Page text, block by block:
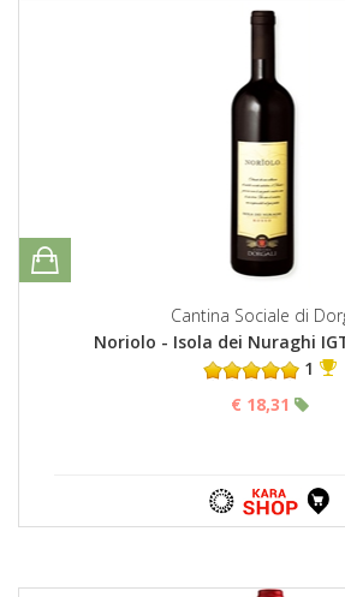
Cantina Sociale di
Noriolo - Isola dei Nuraghi
1
€ 18,31